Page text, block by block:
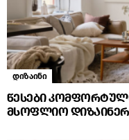
დიზაინი
წესები
მსოფლიო